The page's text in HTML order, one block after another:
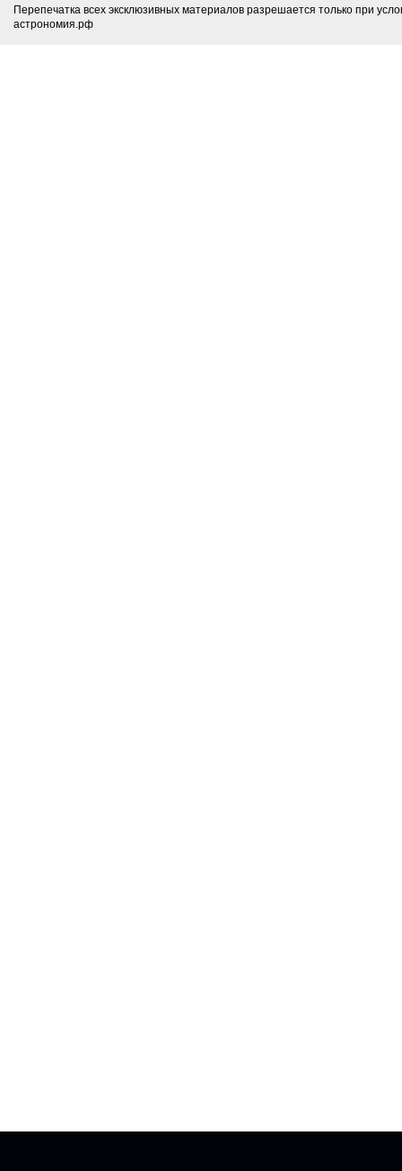
Перепечатка всех эксклюзивных материалов разрешается только при
астрономия.рф